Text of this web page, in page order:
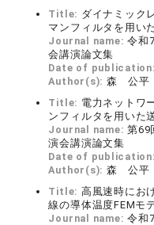
Title: ダイナミック
マンフィルタを用い
Journal name:令和
会講演論文集
Date of
Author(s): 森 公平
Title: 電⼒ネットワ
ンフィルタを⽤いた
Journal name:第69
演会講演論文集
Date of
Author(s): 森 公平
Title: 高風速時にお
線の導体温度FEMモ
Journal name:令和